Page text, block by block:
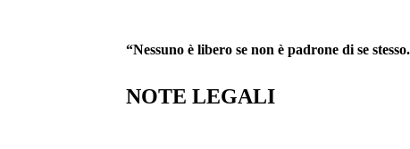
“Nessuno è libero se non è padrone di se
NOTE LEGALI